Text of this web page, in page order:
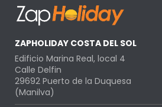
ZAPHOLIDAY COSTA DEL SOL
Edificio Marina Real, local 4
Calle Delfin
29692 Puerto de la Duquesa
(Manilva)